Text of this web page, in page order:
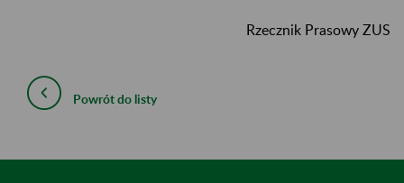
Rzecznik Prasowy ZUS
Powrót do listy